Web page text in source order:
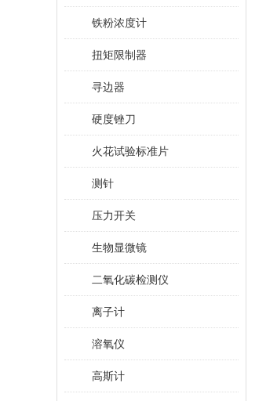
铁粉浓度计
扭矩限制器
寻边器
硬度锉刀
火花试验标准片
测针
压力开关
生物显微镜
二氧化碳检测仪
离子计
溶氧仪
高斯计